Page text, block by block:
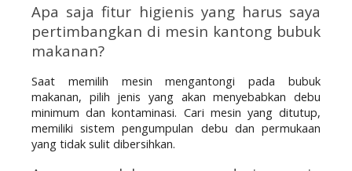
Apa saja fitur higienis yang harus saya
pertimbangkan di mesin kantong bubuk
makanan?
Saat memilih mesin mengantongi pada bubuk
makanan, pilih jenis yang akan menyebabkan debu
minimum dan kontaminasi. Cari mesin yang ditutup,
memiliki sistem pengumpulan debu dan permukaan
yang tidak sulit dibersihkan.